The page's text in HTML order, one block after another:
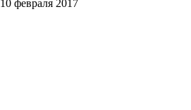
10 февраля 2017